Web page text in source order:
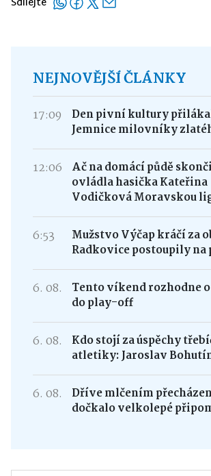
NEJNOVĚJŠÍ ČLÁNKY
17:09
Den pivní kultury
Jemnice milovníky
12:06
Ač na domácí půdě
ovládla hasička Kateřina
Vodičková Moravskou
6:53
Mužstvo Výčap kráčí za
Radkovice postoupily na
6. 08.
Tento víkend rozhodne
do play-off
6. 08.
Kdo stojí za úspěchy
atletiky: Jaroslav
6. 08.
Dříve mlčením
dočkalo velkolepé